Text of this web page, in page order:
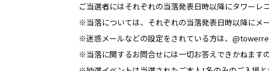
ご当選者にはそれぞれの当落発表日時以降にタワーレ
※当落については、それぞれの当落発表日時以降にメ
※迷惑メールなどの設定をされている方は、
※当落に関するお問合せには一切お答えできかねます